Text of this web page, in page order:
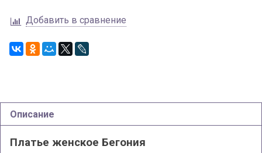
Добавить в сравнение
Описание
Платье женское Бегония